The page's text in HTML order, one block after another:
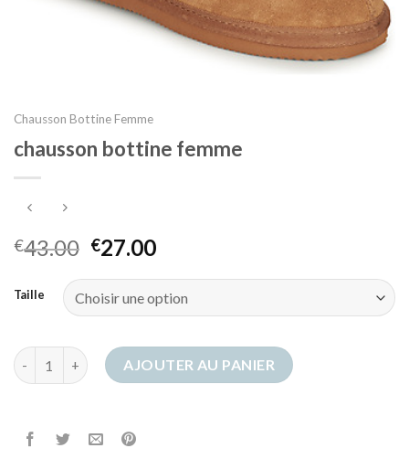
Chausson Bottine Femme
chausson bottine femme
€43.00 €27.00
Taille
quantité de chausson bottine femme
AJOUTER AU PANIER